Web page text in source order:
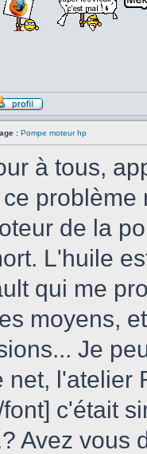
: Pompe moteur hp
à tous,
problème
de la
L'huile
qui me
moyens,
Je
net, l'atelier
font] c'était
Avez vous